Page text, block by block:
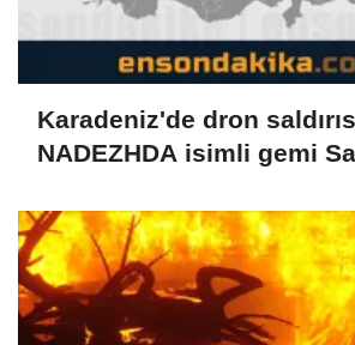
Karadeniz'de dron
NADEZHDA isimli gemi